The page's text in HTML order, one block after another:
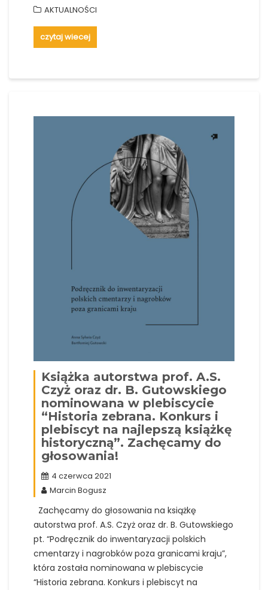
AKTUALNOŚCI
czytaj wiecej
Książka autorstwa prof. A.S.
Czyż oraz dr. B. Gutowskiego
nominowana w plebiscycie
“Historia zebrana. Konkurs i
plebiscyt na najlepszą książkę
historyczną”. Zachęcamy do
głosowania!
4 czerwca 2021
Marcin Bogusz
Zachęcamy do głosowania na książkę
autorstwa prof. A.S. Czyż oraz dr. B. Gutowskiego
pt. “Podręcznik do inwentaryzacji polskich
cmentarzy i nagrobków poza granicami kraju”,
która została nominowana w plebiscycie
“Historia zebrana. Konkurs i plebiscyt na